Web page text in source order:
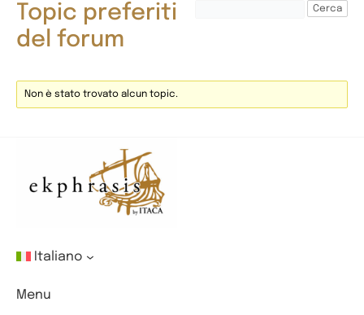
Topic preferiti
del forum
Non è stato trovato alcun topic.
Italiano
Menu